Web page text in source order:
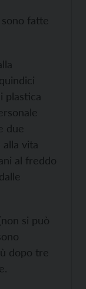
fatte
plastica
due
vita
al freddo
si può
dopo tre